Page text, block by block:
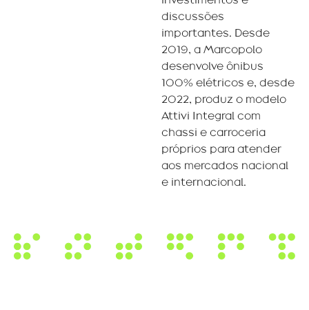
discussões
importantes. Desde
2019, a Marcopolo
desenvolve ônibus
100% elétricos e, desde
2022, produz o modelo
Attivi Integral com
chassi e carroceria
próprios para atender
aos mercados nacional
e internacional.